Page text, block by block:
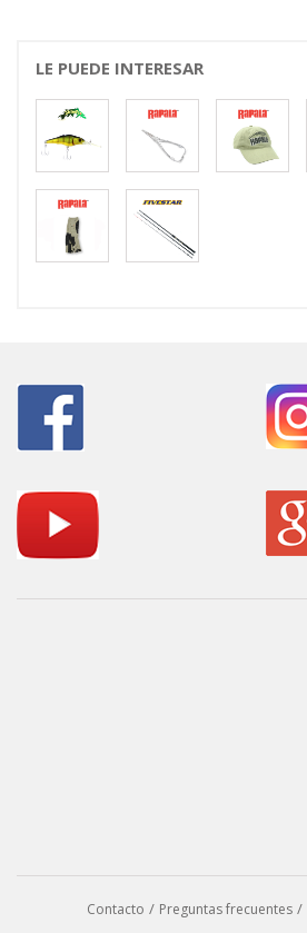
LE PUEDE INTERESAR
Contacto Preguntas frecuentes